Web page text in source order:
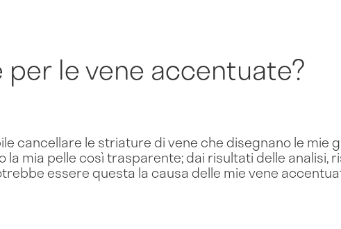
per le vene accentuate?
cancellare le striature di vene che disegnano le mie
la mia pelle così trasparente; dai risultati delle analisi,
essere questa la causa delle mie vene